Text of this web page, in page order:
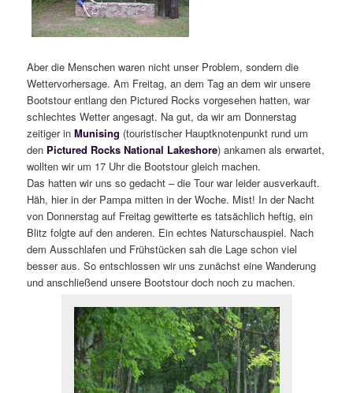
Aber die Menschen waren nicht unser Problem, sondern die
Wettervorhersage. Am Freitag, an dem Tag an dem wir unsere
Bootstour entlang den Pictured Rocks vorgesehen hatten, war
schlechtes Wetter angesagt. Na gut, da wir am Donnerstag
zeitiger inMunising (touristischer Hauptknotenpunkt rund um
den Pictured Rocks National Lakeshore) ankamen als erwartet,
wollten wir um 17 Uhr die Bootstour gleich machen.
Das hatten wir uns so gedacht – die Tour war leider ausverkauft.
Häh, hier in der Pampa mitten in der Woche. Mist! In der Nacht
von Donnerstag auf Freitag gewitterte es tatsächlich heftig, ein
Blitz folgte auf den anderen. Ein echtes Naturschauspiel. Nach
dem Ausschlafen und Frühstücken sah die Lage schon viel
besser aus. So entschlossen wir uns zunächst eine Wanderung
und anschließend unsere Bootstour doch noch zu machen.